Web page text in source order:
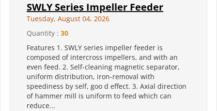
SWLY Series Impeller Feeder
Tuesday, August 04, 2026
Quantity : 30
Features 1. SWLY series impeller feeder is
composed of intercross impellers, and with an
even feed. 2. Self-cleaning magnetic separator,
uniform distribution, iron-removal with
speediness by self, goo d effect. 3. Axial direction
of hammer mill is uniform to feed which can
reduce...